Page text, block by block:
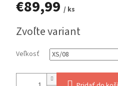
€89,99 / ks
cena:
Zvoľte variant
Veľkosť